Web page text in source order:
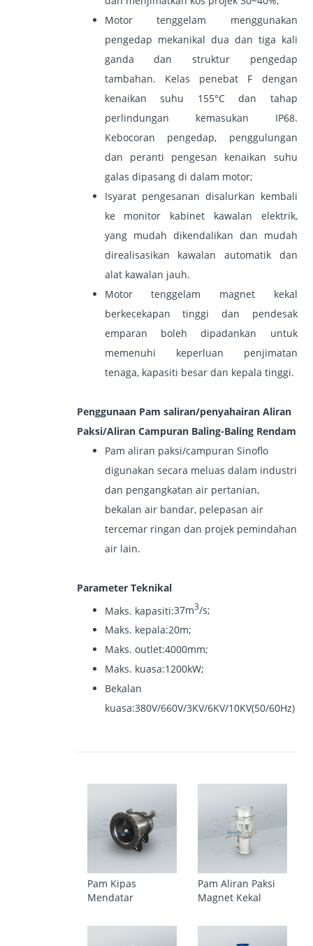
Motor tenggelam menggunakan
pengedap mekanikal dua dan tiga kali
ganda dan struktur pengedap
tambahan. Kelas penebat F dengan
kenaikan suhu 155°C dan tahap
perlindungan kemasukan IP68.
Kebocoran pengedap, penggulungan
dan peranti pengesan kenaikan suhu
galas dipasang di dalam motor;
Isyarat pengesanan disalurkan kembali
ke monitor kabinet kawalan elektrik,
yang mudah dikendalikan dan mudah
direalisasikan kawalan automatik dan
alat kawalan jauh.
Motor tenggelam magnet kekal
berkecekapan tinggi dan pendesak
emparan boleh dipadankan untuk
memenuhi keperluan penjimatan
tenaga, kapasiti besar dan kepala tinggi.
Penggunaan Pam saliran/penyahairan Aliran
Paksi/Aliran Campuran Baling-Baling Rendam
Pam aliran paksi/campuran Sinoflo
digunakan secara meluas dalam industri
dan pengangkatan air pertanian,
bekalan air bandar, pelepasan air
tercemar ringan dan projek pemindahan
air lain.
Parameter Teknikal
Maks. kapasiti:37m3/s;
Maks. kepala:20m;
Maks. outlet:4000mm;
Maks. kuasa:1200kW;
Bekalan
kuasa:380V/660V/3KV/6KV/10KV(50/60Hz)
Pam Kipas
Mendatar
Pam Aliran Paksi
Magnet Kekal